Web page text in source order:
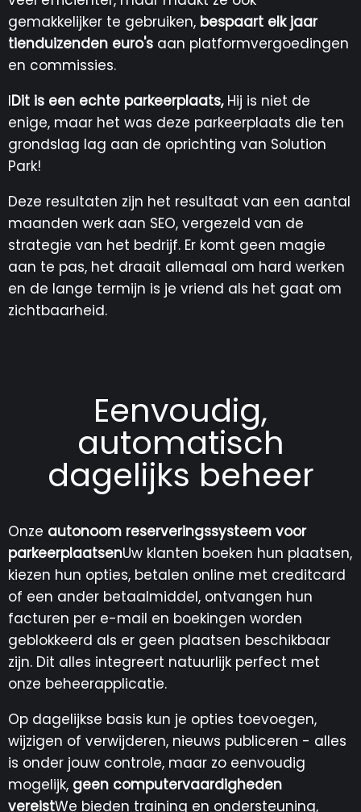
gemakkelijker te gebruiken, bespaart elk jaar
tienduizenden euro's aan platformvergoedingen
en commissies.
IDit is een echte parkeerplaats,Hij is niet de
enige, maar het was deze parkeerplaats die ten
grondslag lag aan de oprichting van Solution
Park!
Deze resultaten zijn het resultaat van een aantal
maanden werk aan SEO, vergezeld van de
strategie van het bedrijf. Er komt geen magie
aan te pas, het draait allemaal om hard werken
en de lange termijn is je vriend als het gaat om
zichtbaarheid.
Eenvoudig,
automatisch
dagelijks beheer
Onze autonoom reserveringssysteem voor
parkeerplaatsenUw klanten boeken hun plaatsen,
kiezen hun opties, betalen online met creditcard
of een ander betaalmiddel, ontvangen hun
facturen per e-mail en boekingen worden
geblokkeerd als er geen plaatsen beschikbaar
zijn. Dit alles integreert natuurlijk perfect met
onze beheerapplicatie.
Op dagelijkse basis kun je opties toevoegen,
wijzigen of verwijderen, nieuws publiceren - alles
is onder jouw controle, maar zo eenvoudig
mogelijk, geen computervaardigheden
vereistWe bieden training en ondersteuning,